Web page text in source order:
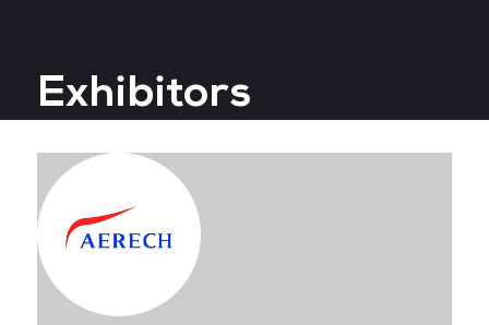
Devops Live
Cloud & Cyber Security
Data & AI Leaders Summit
Data Centre World
Exhibitors